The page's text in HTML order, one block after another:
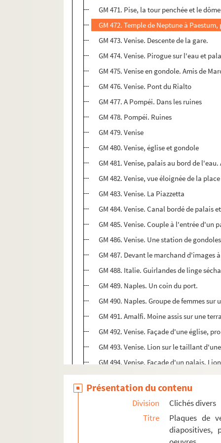
GM 471. Pise, la tour penchée et le dôme
GM 472. Temple de Neptune à
GM 473. Venise. Descente de la gare.
GM 474. Venise. Pirogue sur l'eau et
GM 475. Venise en gondole. Amis de
GM 476. Venise. Pont du Rialto
GM 477. A Pompéi. Dans les ruines
GM 478. Pompéi. Ruines
GM 479. Venise
GM 480. Venise, église et gondole
GM 481. Venise, palais au bord de
GM 482. Venise, vue éloignée de la
GM 483. Venise. La Piazzetta
GM 484. Venise. Canal bordé de palais
GM 485. Venise. Couple à l'entrée d'un
GM 486. Venise. Une station de gondoles
GM 487. Devant le marchand d'images
GM 488. Italie. Guirlandes de linge
GM 489. Naples. Un coin du port.
GM 490. Naples. Groupe de femmes sur
GM 491. Amalfi. Moine assis sur une
GM 492. Venise. Façade d'une église,
GM 493. Venise. Lion sur le taillant
GM 494. Venise. Façade d'un palais.
GM 495. Venise. Gondole sur un canal
GM 496. Venise. Palais
GM 497. Venise. Canal, habitations et
GM 498. Venise. Place Saint-Marc,
GM 499. Venise. Canal bordé
Présentation du contenu
Division
Clichés divers
Titre
Plaques de
diapositives,